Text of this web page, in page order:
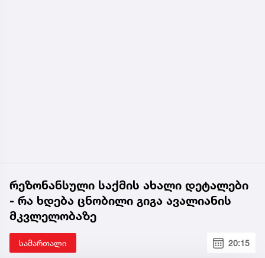
რეზონანსული საქმის ახალი დეტალები
- რა ხდება ცნობილი გიგა ავალიანის
მკვლელობაზე
სამართალი 20:15